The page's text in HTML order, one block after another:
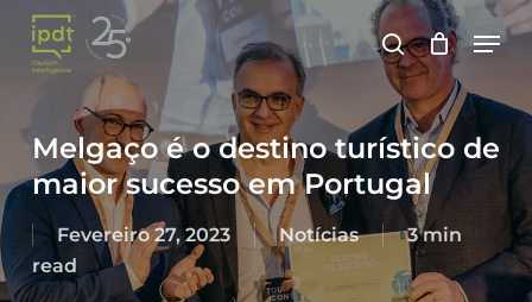
Skip
main
search
Melgaço é o destino turístico de
maior sucesso em Portugal
Fevereiro 27, 2023 Notícias
3 min
read
Menu